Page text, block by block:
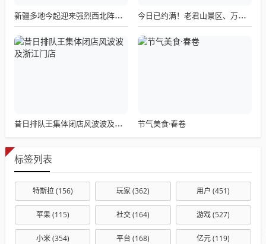
新疆多地今起迎来强烈西北阵风，风口风力高达12-13级 今日已约满！老君山景区、万岁山武侠城发布最新公告
昔日排队王集体闭店风波波及浙江门店 节气美食·春卷
标签列表
特斯拉(156) 玩家(362) 用户 (451)
苹果(115) 社交(164) 游戏(527)
小米(354) 平台 (168) 亿元(119)